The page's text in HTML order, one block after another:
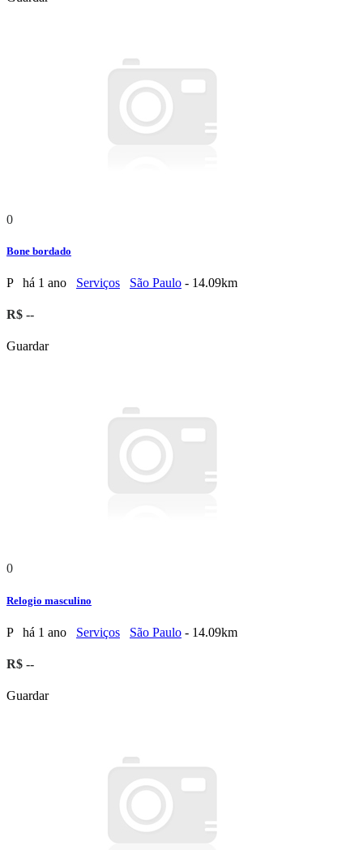
0
Bone bordado
P há 1 ano Serviços São Paulo - 14.09km
R$ --
Guardar
0
Relogio masculino
P há 1 ano Serviços São Paulo - 14.09km
R$ --
Guardar